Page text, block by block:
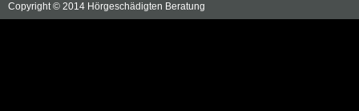
Copyright © 2014 Hörgeschädigten Beratung